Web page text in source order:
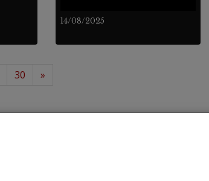
14/08/2025
30
»